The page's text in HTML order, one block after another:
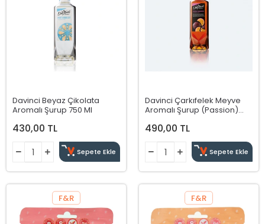
Davinci Beyaz Çikolata
Aromalı Şurup 750 Ml
430,00 TL
Sepete Ekle
Davinci Çarkıfelek Meyve
Aromalı Şurup (Passion)
490,00 TL
Sepete Ekle
F&R F&R